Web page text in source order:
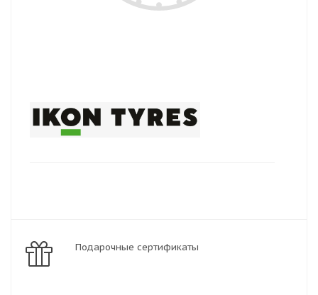
Подарочные сертификаты